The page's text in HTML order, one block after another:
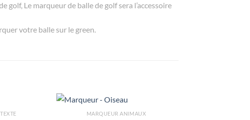
Le marqueur de balle de golf sera l’accessoire
votre balle sur le green.
MARQUEUR ANIMAUX